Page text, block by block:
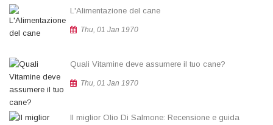
L'Alimentazione del cane
Thu, 01 Jan 1970
Quali Vitamine deve assumere il tuo cane?
Thu, 01 Jan 1970
Il miglior Olio Di Salmone: Recensione e guida